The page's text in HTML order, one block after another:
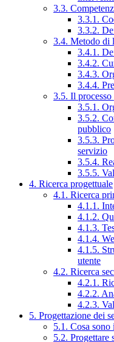
3.3.
3.3.1.
3.3.2.
3.4. Metodo di
3.4.1.
3.4.2.
3.4.3.
3.4.4.
3.5. Il processo
3.5.1.
3.5.2.
pubblico
3.5.3.
servizio
3.5.4.
3.5.5.
4. Ricerca progettuale
4.1. Ricerca
4.1.1.
4.1.2.
4.1.3.
4.1.4.
4.1.5.
utente
4.2. Ricerca
4.2.1.
4.2.2.
4.2.3.
5. Progettazione dei
5.1. Cosa
5.2.